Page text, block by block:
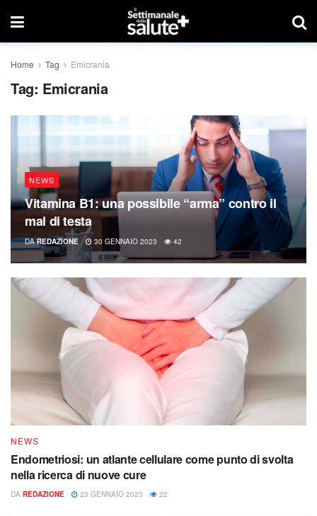
Home Tag Emicrania
Tag: Emicrania
NEWS
Vitamina B1: una possibile “arma” contro il
mal di testa
DA REDAZIONE 30 GENNAIO 2023 42
NEWS
Endometriosi: un atlante cellulare come punto di svolta
nella ricerca di nuove cure
DA REDAZIONE 23 GENNAIO 2023 22